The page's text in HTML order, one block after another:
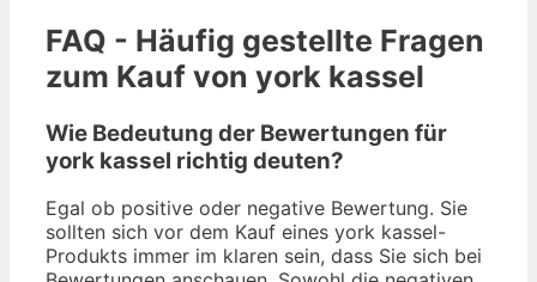
FAQ - Häufig gestellte Fragen
zum Kauf von york kassel
Wie Bedeutung der Bewertungen für
york kassel richtig deuten?
Egal ob positive oder negative Bewertung. Sie
sollten sich vor dem Kauf eines york kassel-
Produkts immer im klaren sein, dass Sie sich bei